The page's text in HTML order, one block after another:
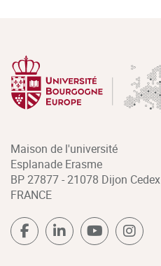
Maison de l'université
Esplanade Erasme
BP 27877 - 21078 Dijon Cedex
FRANCE